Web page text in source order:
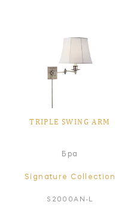
TRIPLE SWING ARM
Бра
Signature Collection
S2000AN-L